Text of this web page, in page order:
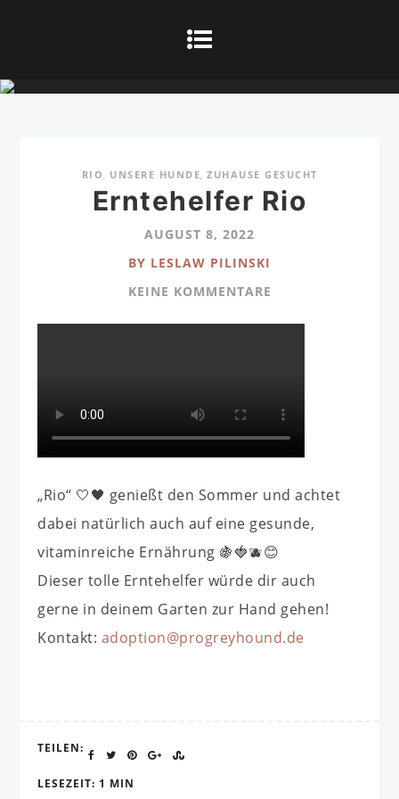
RIO UNSERE HUNDE ZUHAUSE GESUCHT
Erntehelfer Rio
AUGUST 8, 2022
BY LESLAW PILINSKI
KEINE KOMMENTARE
„Rio“ 🤍🖤 genießt den Sommer und achtet
dabei natürlich auch auf eine gesunde,
vitaminreiche Ernährung 🍇🍓🫐😊
Dieser tolle Erntehelfer würde dir auch
gerne in deinem Garten zur Hand gehen!
Kontakt: adoption@progreyhound.de
TEILEN:
LESEZEIT: 1 MIN